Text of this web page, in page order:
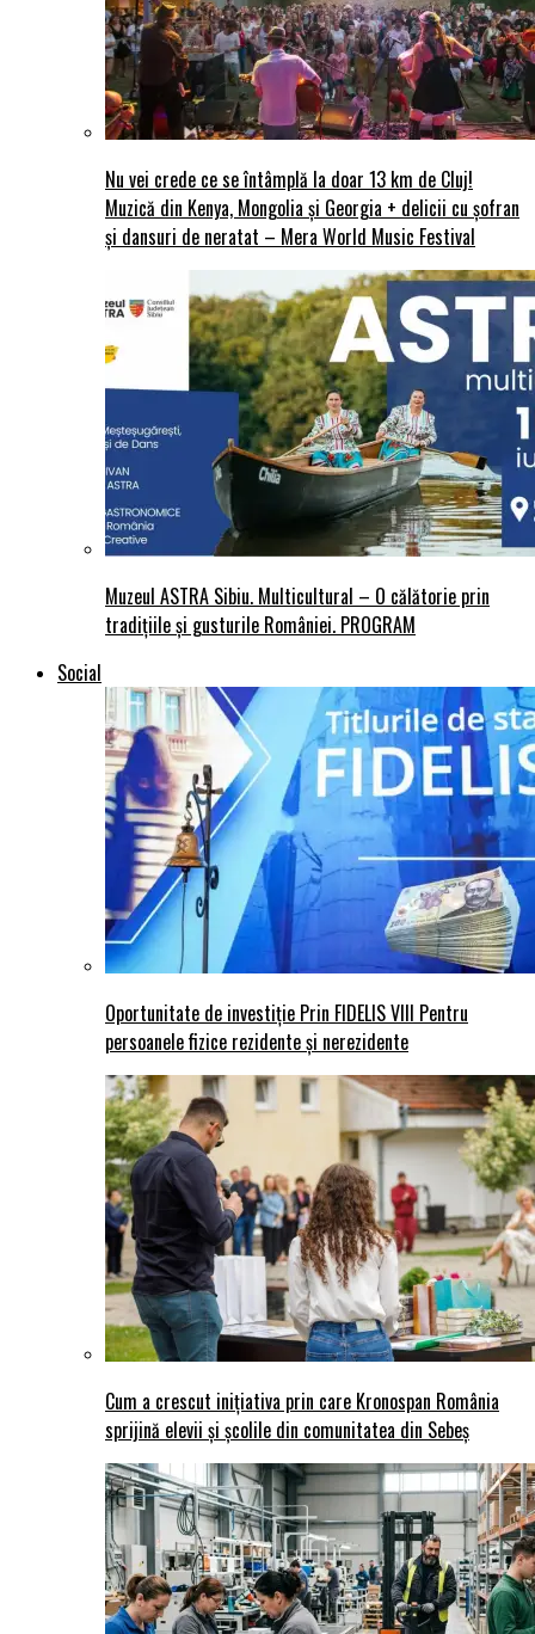
Nu vei crede ce se întâmplă la doar 13 km de Cluj!
Muzică din Kenya, Mongolia și Georgia + delicii cu șofran
și dansuri de neratat – Mera World Music Festival
Muzeul ASTRA Sibiu. Multicultural – O călătorie prin
tradițiile și gusturile României. PROGRAM
Social
Oportunitate de investiție Prin FIDELIS VIII Pentru
persoanele fizice rezidente și nerezidente
Cum a crescut inițiativa prin care Kronospan România
sprijină elevii și școlile din comunitatea din Sebeș